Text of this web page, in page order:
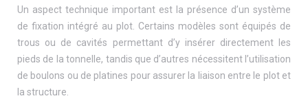
Un aspect technique important est la présence d’un système
de fixation intégré au plot. Certains modèles sont équipés de
trous ou de cavités permettant d’y insérer directement les
pieds de la tonnelle, tandis que d’autres nécessitent l’utilisation
de boulons ou de platines pour assurer la liaison entre le plot et
la structure.